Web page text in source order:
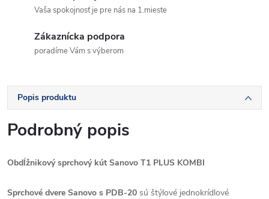
Vaša spokojnosť je pre nás na 1.mieste
Zákaznícka podpora
poradíme Vám s výberom
Popis produktu
Podrobný popis
Obdĺžnikový sprchový kút Sanovo T1 PLUS KOMBI
Sprchové dvere Sanovo s PDB-20 sú štýlové jednokrídlové